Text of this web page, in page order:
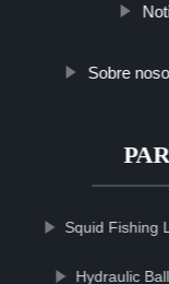
Sobre
Squid Fishing
Hydraulic